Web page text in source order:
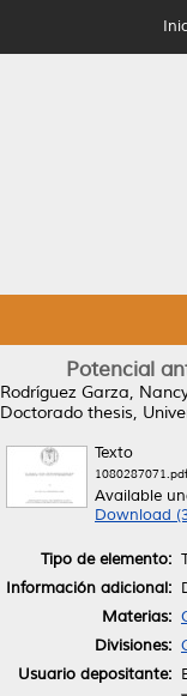
Potencial
Rodríguez Garza,
Doctorado thesis,
Texto
1080287071.pdf
Available
Download
Tipo de elemento:
Información adicional:
Materias:
Divisiones:
Usuario depositante: